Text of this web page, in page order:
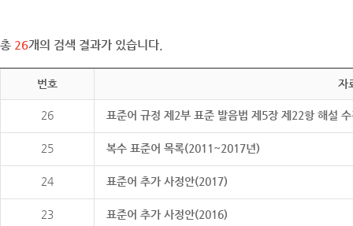
총 26개의 검색 결과가 있습니다.
번호 자
26 표준어 규정 제2부 표준 발음법 제5장 제22항 해설
25 복수 표준어 목록(2011~2017년)
24 표준어 추가 사정안(2017)
23 표준어 추가 사정안(2016)